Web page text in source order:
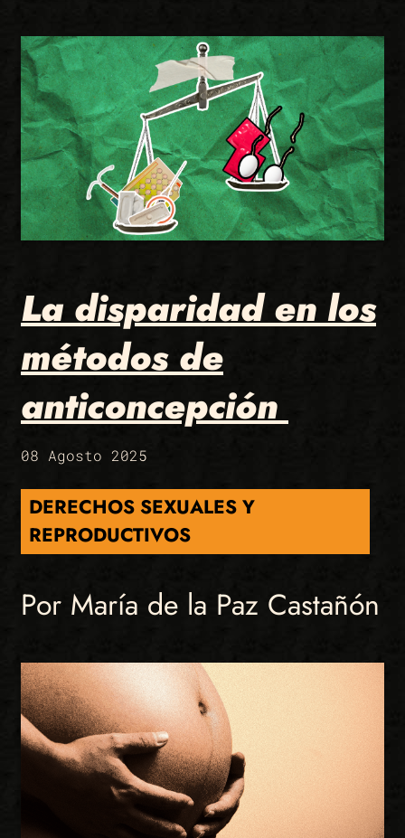
La disparidad en los
métodos de
anticoncepción
08 Agosto 2025
DERECHOS SEXUALES Y
REPRODUCTIVOS
Por María de la Paz Castañón